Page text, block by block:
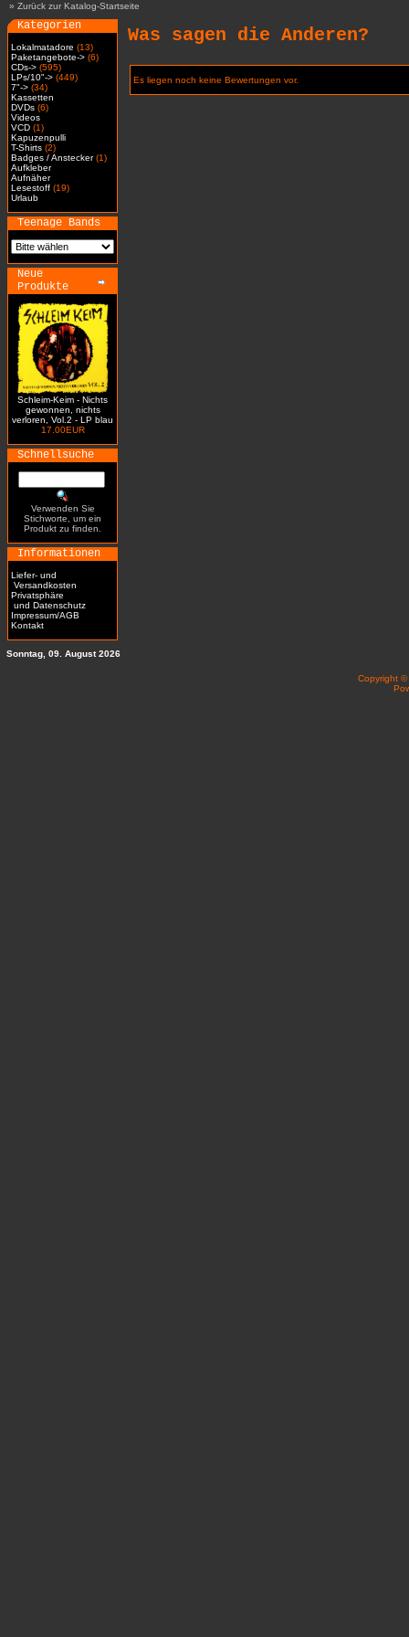
» Zurück zur Katalog-Startseite
Kategorien
Lokalmatadore (13)
Paketangebote-> (6)
CDs-> (595)
LPs/10"-> (449)
7"-> (34)
Kassetten
DVDs (6)
Videos
VCD (1)
Kapuzenpulli
T-Shirts (2)
Badges / Anstecker(1)
Aufkleber
Aufnäher
Lesestoff (19)
Urlaub
Teenage Bands
Neue
Produkte
Schleim-Keim - Nichts
gewonnen, nichts
verloren, Vol.2 - LP blau
17.00EUR
Schnellsuche
Verwenden Sie
Stichworte, um ein
Produkt zu finden.
Informationen
Liefer- und
Versandkosten
Privatsphäre
und Datenschutz
Impressum/AGB
Kontakt
Was sagen die Anderen?
Es liegen noch keine Bewertungen vor.
Sonntag, 09. August 2026
Copyright